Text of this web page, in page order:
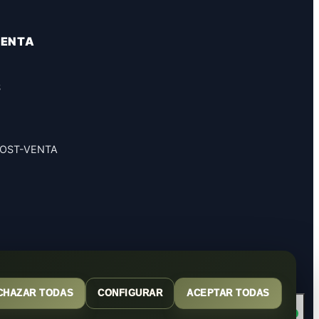
TODAS CONFIGURAR ACEPTAR TODAS
VENTA